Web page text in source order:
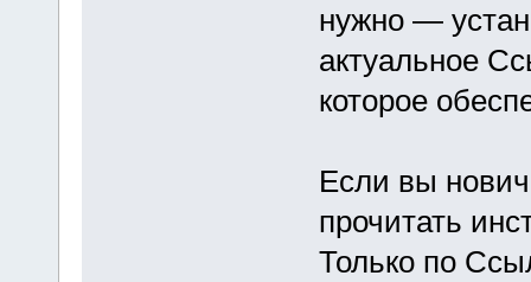
нужно —
актуальное
которое
Если вы
прочитать
Только по